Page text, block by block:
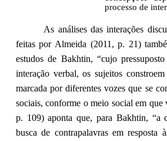
processo de
As análises das interações
feitas por Almeida (2011, p. 21)
estudos de Bakhtin, “cujo
interação verbal, os sujeitos
marcada por diferentes vozes que se
sociais, conforme o meio social em
p. 109) aponta que, para Bakhtin, “a
busca de contrapalavras em resposta